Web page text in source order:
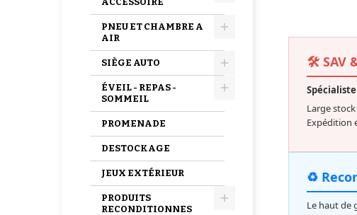
PNEU ET CHAMBRE A
AIR
SIÈGE AUTO
ÉVEIL - REPAS -
SOMMEIL
PROMENADE
DESTOCKAGE
JEUX EXTÉRIEUR
PRODUITS
RECONDITIONNES
🛠️ SAV
Large
Expédition
♻️
Le haut de